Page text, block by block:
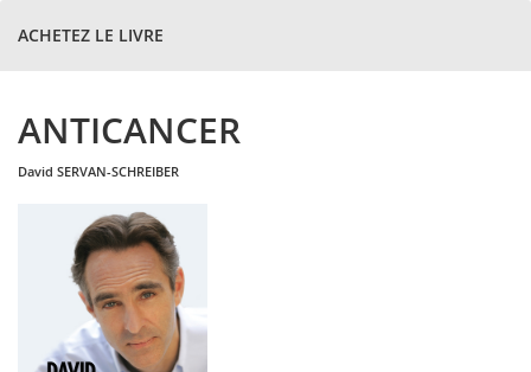
ACHETEZ LE LIVRE
ANTICANCER
david SERVAN-SCHREIBER